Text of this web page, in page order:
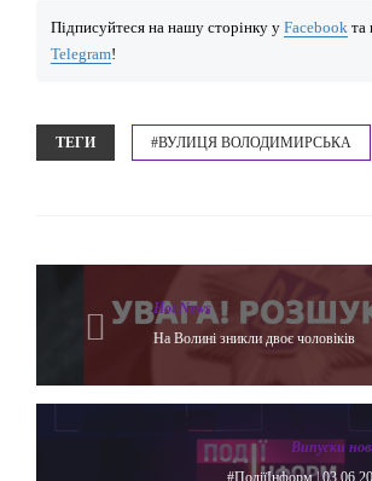
Підписуйтеся на нашу сторінку у Facebook та
Telegram!
ТЕГИ #ВУЛИЦЯ ВОЛОДИМИРСЬКА
Hot News
На Волині зникли двоє чоловіків
Випуски
#ПодіїІнформ |